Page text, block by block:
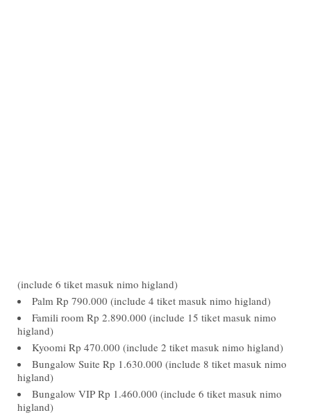
(include 6 tiket masuk nimo higland)
Palm Rp 790.000 (include 4 tiket masuk nimo higland)
Famili room Rp 2.890.000 (include 15 tiket masuk nimo
higland)
Kyoomi Rp 470.000 (include 2 tiket masuk nimo higland)
Bungalow Suite Rp 1.630.000 (include 8 tiket masuk nimo
higland)
Bungalow VIP Rp 1.460.000 (include 6 tiket masuk nimo
higland)